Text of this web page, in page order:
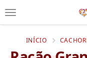
INÍCIO